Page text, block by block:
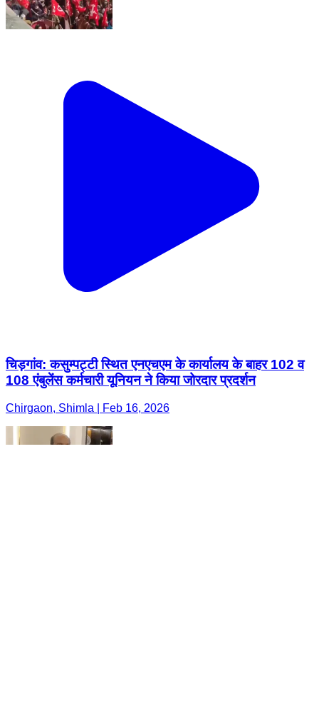
चिड़गांव: कसुम्पट्टी स्थित एनएचएम के कार्यालय के बाहर 102 व
108 एंबुलेंस कर्मचारी यूनियन ने किया जोरदार प्रदर्शन
Chirgaon, Shimla | Feb 16, 2026